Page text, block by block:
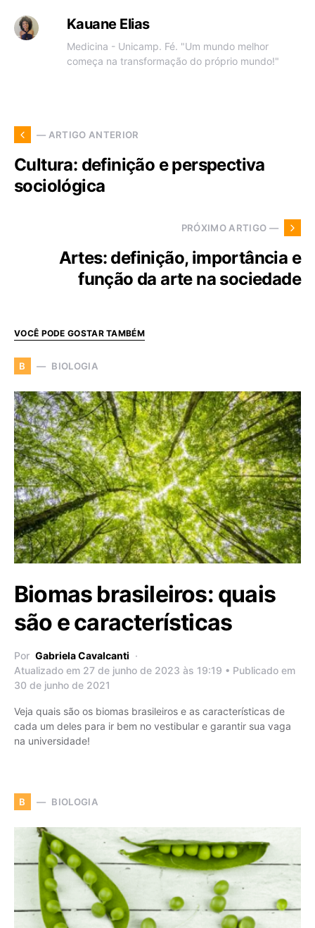
Kauane Elias
Medicina - Unicamp. Fé. "Um mundo melhor
começa na transformação do próprio mundo!"
— ARTIGO ANTERIOR
Cultura: definição e perspectiva
sociológica
PRÓXIMO ARTIGO —
Artes: definição, importância e
função da arte na sociedade
VOCÊ PODE GOSTAR TAMBÉM
B BIOLOGIA
Biomas brasileiros: quais
são e características
Por Gabriela Cavalcanti
Atualizado em 27 de junho de 2023 às 19:19 • Publicado em
30 de junho de 2021
Veja quais são os biomas brasileiros e as características de
cada um deles para ir bem no vestibular e garantir sua vaga
na universidade!
B BIOLOGIA